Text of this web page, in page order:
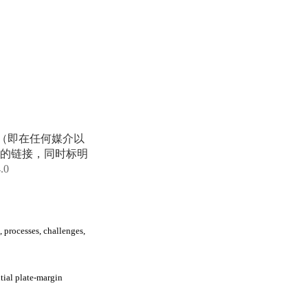
即在任何媒介以
链接，同时标明
challenges,
plate-margin